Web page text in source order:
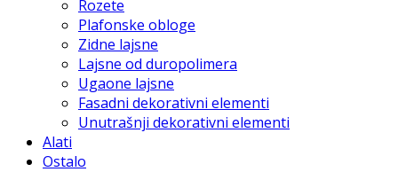
Rozete
Plafonske obloge
Zidne lajsne
Lajsne od duropolimera
Ugaone lajsne
Fasadni dekorativni elementi
Unutrašnji dekorativni elementi
Alati
Ostalo